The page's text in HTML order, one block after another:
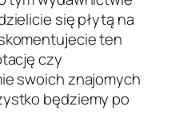
się płytą na
ten
czy
swoich znajomych
będziemy po